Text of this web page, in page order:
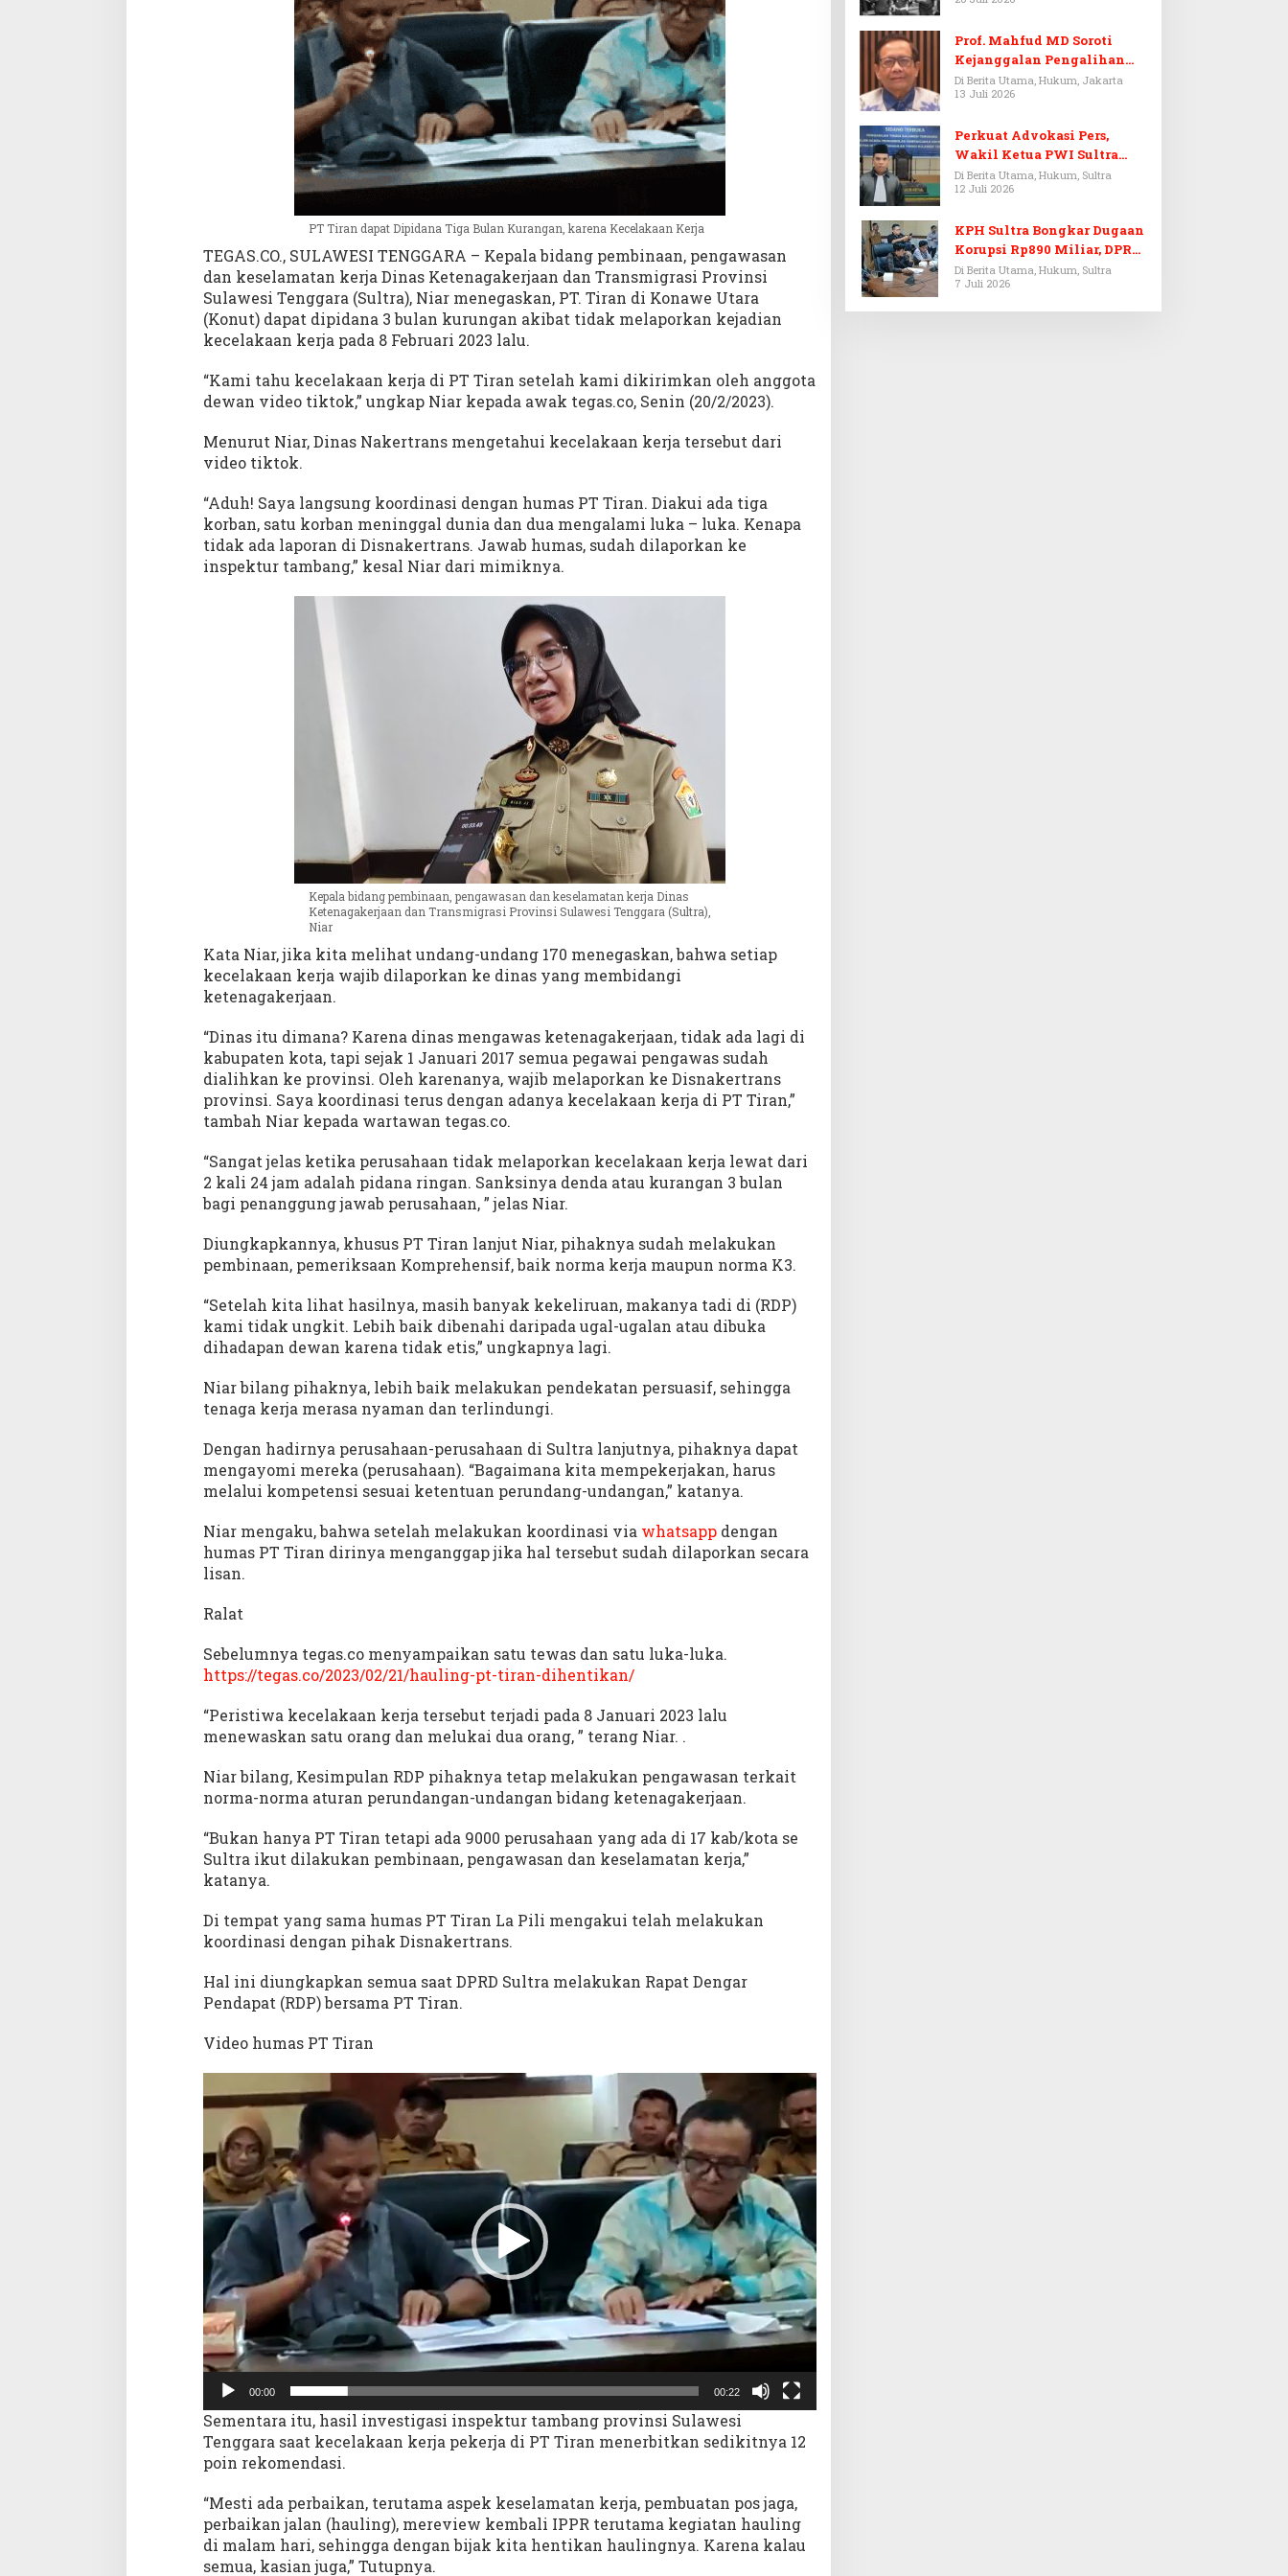
a
K
e
c
e
a
k
a
n
K
r
j
a
PT Tiran dapat Dipidana Tiga Bulan Kurangan, karena Kecelakaan Kerja
TEGAS.CO., SULAWESI TENGGARA – Kepala bidang pembinaan, pengawasan
dan keselamatan kerja Dinas Ketenagakerjaan dan Transmigrasi Provinsi
Sulawesi Tenggara (Sultra), Niar menegaskan, PT. Tiran di Konawe Utara
(Konut) dapat dipidana 3 bulan kurungan akibat tidak melaporkan kejadian
kecelakaan kerja pada 8 Februari 2023 lalu.
“Kami tahu kecelakaan kerja di PT Tiran setelah kami dikirimkan oleh anggota
dewan video tiktok,” ungkap Niar kepada awak tegas.co, Senin (20/2/2023).
Menurut Niar, Dinas Nakertrans mengetahui kecelakaan kerja tersebut dari
video tiktok.
“Aduh! Saya langsung koordinasi dengan humas PT Tiran. Diakui ada tiga
korban, satu korban meninggal dunia dan dua mengalami luka – luka. Kenapa
tidak ada laporan di Disnakertrans. Jawab humas, sudah dilaporkan ke
inspektur tambang,” kesal Niar dari mimiknya.
Kepala bidang pembinaan, pengawasan dan keselamatan kerja Dinas
Ketenagakerjaan dan Transmigrasi Provinsi Sulawesi Tenggara (Sultra),
Niar
Kata Niar, jika kita melihat undang-undang 170 menegaskan, bahwa setiap
kecelakaan kerja wajib dilaporkan ke dinas yang membidangi
ketenagakerjaan.
“Dinas itu dimana? Karena dinas mengawas ketenagakerjaan, tidak ada lagi di
kabupaten kota, tapi sejak 1 Januari 2017 semua pegawai pengawas sudah
dialihkan ke provinsi. Oleh karenanya, wajib melaporkan ke Disnakertrans
provinsi. Saya koordinasi terus dengan adanya kecelakaan kerja di PT Tiran,”
tambah Niar kepada wartawan tegas.co.
“Sangat jelas ketika perusahaan tidak melaporkan kecelakaan kerja lewat dari
2 kali 24 jam adalah pidana ringan. Sanksinya denda atau kurangan 3 bulan
bagi penanggung jawab perusahaan, ” jelas Niar.
Diungkapkannya, khusus PT Tiran lanjut Niar, pihaknya sudah melakukan
pembinaan, pemeriksaan Komprehensif, baik norma kerja maupun norma K3.
“Setelah kita lihat hasilnya, masih banyak kekeliruan, makanya tadi di (RDP)
kami tidak ungkit. Lebih baik dibenahi daripada ugal-ugalan atau dibuka
dihadapan dewan karena tidak etis,” ungkapnya lagi.
Niar bilang pihaknya, lebih baik melakukan pendekatan persuasif, sehingga
tenaga kerja merasa nyaman dan terlindungi.
Dengan hadirnya perusahaan-perusahaan di Sultra lanjutnya, pihaknya dapat
mengayomi mereka (perusahaan). “Bagaimana kita mempekerjakan, harus
melalui kompetensi sesuai ketentuan perundang-undangan,” katanya.
Niar mengaku, bahwa setelah melakukan koordinasi via whatsappdengan
humas PT Tiran dirinya menganggap jika hal tersebut sudah dilaporkan secara
lisan.
Ralat
Sebelumnya tegas.co menyampaikan satu tewas dan satu luka-luka.
https://tegas.co/2023/02/21/hauling-pt-tiran-dihentikan/
“Peristiwa kecelakaan kerja tersebut terjadi pada 8 Januari 2023 lalu
menewaskan satu orang dan melukai dua orang, ” terang Niar. .
Niar bilang, Kesimpulan RDP pihaknya tetap melakukan pengawasan terkait
norma-norma aturan perundangan-undangan bidang ketenagakerjaan.
“Bukan hanya PT Tiran tetapi ada 9000 perusahaan yang ada di 17 kab/kota se
Sultra ikut dilakukan pembinaan, pengawasan dan keselamatan kerja,”
katanya.
Di tempat yang sama humas PT Tiran La Pili mengakui telah melakukan
koordinasi dengan pihak Disnakertrans.
Hal ini diungkapkan semua saat DPRD Sultra melakukan Rapat Dengar
Pendapat (RDP) bersama PT Tiran.
Video humas PT Tiran
Video
00:00 00:22
Sementara itu, hasil investigasi inspektur tambang provinsi Sulawesi
Tenggara saat kecelakaan kerja pekerja di PT Tiran menerbitkan sedikitnya 12
poin rekomendasi.
“Mesti ada perbaikan, terutama aspek keselamatan kerja, pembuatan pos jaga,
perbaikan jalan (hauling), mereview kembali IPPR terutama kegiatan hauling
di malam hari, sehingga dengan bijak kita hentikan haulingnya. Karena kalau
semua, kasian juga,” Tutupnya.
Prof. Mahfud MD Soroti
Kejanggalan Pengalihan
Penyelidikan Tersangka
Febrie Adriansyah
Di Berita Utama, Hukum, Jakarta
13 Juli 2026
Perkuat Advokasi Pers,
Wakil Ketua PWI Sultra
Resmi Dilantik Menjadi
Advokat PERADI
Di Berita Utama, Hukum, Sultra
12 Juli 2026
KPH Sultra Bongkar Dugaan
Korupsi Rp890 Miliar, DPRD
Sultra Gelar RDP
Di Berita Utama, Hukum, Sultra
7 Juli 2026